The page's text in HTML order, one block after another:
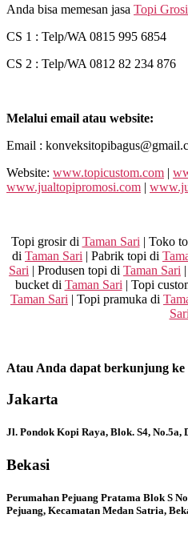
Anda bisa memesan jasa Topi
CS 1 : Telp/WA 0815 995 6854
CS 2 : Telp/WA 0812 82 234 876
Melalui email atau website:
Email :
Website: www.topicustom.com |
www.jualtopipromosi.com |
Topi grosir di Taman Sari | Toko
di Taman Sari | Pabrik topi di
Sari | Produsen topi di Taman Sari
bucket di Taman Sari | Topi
Taman Sari | Topi pramuka di
Sari
Atau Anda dapat berkunjung ke
Jakarta
Jl. Pondok Kopi Raya, Blok. S4,
Bekasi
Perumahan Pejuang Pratama Blok S
Pejuang, Kecamatan Medan Satria,